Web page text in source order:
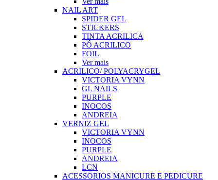
NAIL ART
SPIDER GEL
STICKERS
TINTA ACRILICA
PÓ ACRILICO
FOIL
Ver mais
ACRILICO/ POLYACRYGEL
VICTORIA VYNN
GL NAILS
PURPLE
INOCOS
ANDREIA
VERNIZ GEL
VICTORIA VYNN
INOCOS
PURPLE
ANDREIA
LCN
ACESSORIOS MANICURE E PEDICURE